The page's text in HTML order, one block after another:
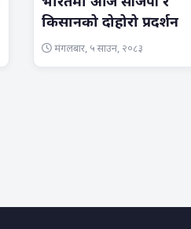
किसानको दोहोरो प्रदर्शन
मंगलबार, ५ साउन, २०८३